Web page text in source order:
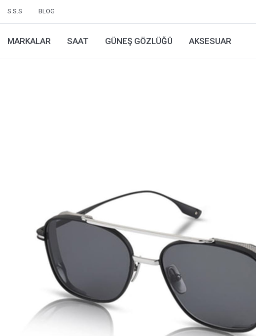
S.S.S BLOG
MARKALAR SAAT GÜNEŞ GÖZLÜĞÜ AKSESUAR